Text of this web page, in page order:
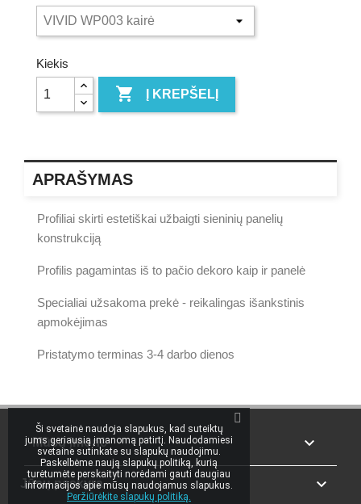
Kiekis
 Į KREPŠELĮ
APRAŠYMAS
Profiliai skirti estetiškai užbaigti sieninių panelių
konstrukciją
Profilis pagamintas iš to pačio dekoro kaip ir panelė
Specialiai užsakoma prekė - reikalingas išankstinis
apmokėjimas
Pristatymo terminas 3-4 darbo dienos
Mūsų įmonė 
Jūsų paskyra 
Ši svetainė naudoja slapukus, kad suteiktų
jums geriausią įmanomą patirtį. Naudodamiesi
svetaine sutinkate su slapukų naudojimu.
Paskelbėme naują slapukų politiką, kurią
turėtumėte perskaityti norėdami gauti daugiau
informacijos apie mūsų naudojamus slapukus.
Peržiūrėkite slapukų politiką.